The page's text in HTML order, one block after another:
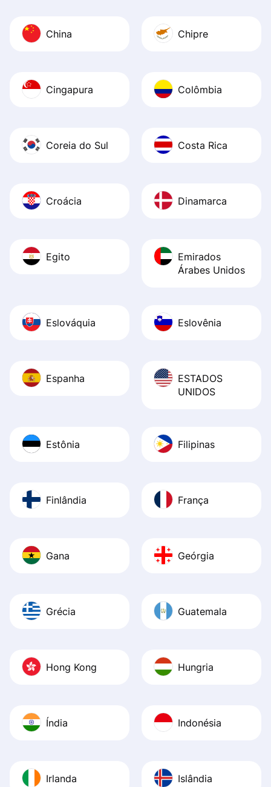
China Chipre
Cingapura Colômbia
Coreia do Sul Costa Rica
Croácia Dinamarca
Egito
Emirados
Árabes Unidos
Eslováquia Eslovênia
Espanha
ESTADOS
UNIDOS
Estônia Filipinas
Finlândia França
Gana Geórgia
Grécia Guatemala
Hong Kong Hungria
Índia Indonésia
Irlanda Islândia